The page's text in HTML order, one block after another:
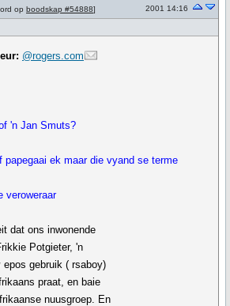
op boodskap #54888]
2001 14:16
@rogers.com
'n Jan Smuts?
ek maar die vyand se terme
veroweraar
dat ons inwonende
Potgieter, 'n
gebruik ( rsaboy)
praat, en baie
nuusgroep. En